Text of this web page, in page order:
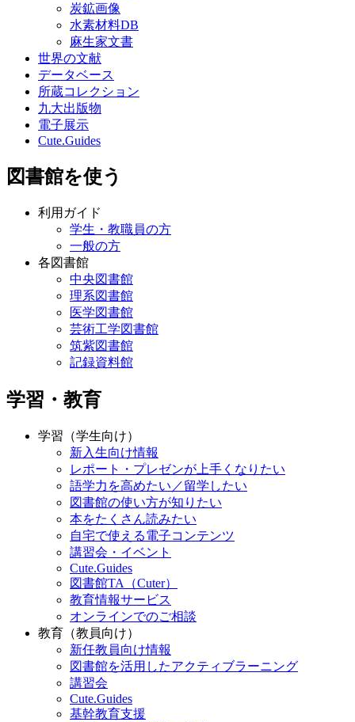
炭鉱画像
水素材料DB
麻生家文書
世界の文献
データベース
所蔵コレクション
九大出版物
電子展示
Cute.Guides
図書館を使う
利用ガイド
学生・教職員の方
一般の方
各図書館
中央図書館
理系図書館
医学図書館
芸術工学図書館
筑紫図書館
記録資料館
学習・教育
学習（学生向け）
新入生向け情報
レポート・プレゼンが上手くなりたい
語学力を高めたい／留学したい
図書館の使い方が知りたい
本をたくさん読みたい
自宅で使える電子コンテンツ
講習会・イベント
Cute.Guides
図書館TA（Cuter）
教育情報サービス
オンラインでのご相談
教育（教員向け）
新任教員向け情報
図書館を活用したアクティブラーニング
講習会
Cute.Guides
基幹教育支援